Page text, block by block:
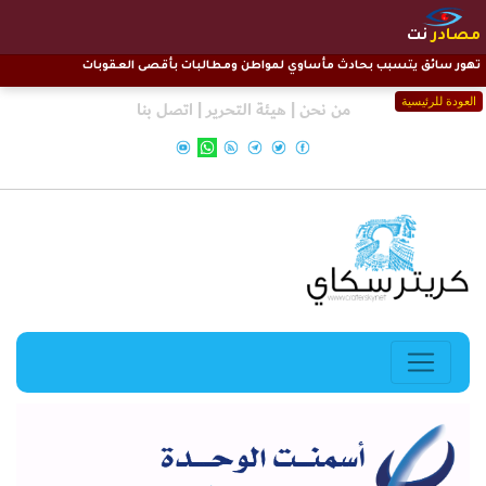
مصادرنت
العودة للرئيسية
تهور سائق يتسبب بحادث مأساوي لمواطن ومطالبات بأقصى العقوبات